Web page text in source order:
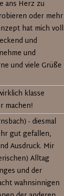
ans Herz zu
oder mehr
hat mich voll
und
und
und viele Grüße
klasse
machen!
- diesmal
gut gefallen,
Ausdruck. Mir
Alltag
und der
wahnsinnigen